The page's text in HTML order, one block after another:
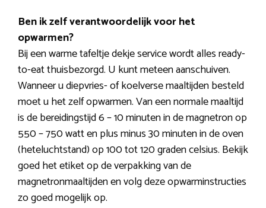
Ben ik zelf verantwoordelijk voor het
opwarmen?
Bij een warme tafeltje dekje service wordt alles ready-
to-eat thuisbezorgd. U kunt meteen aanschuiven.
Wanneer u diepvries- of koelverse maaltijden besteld
moet u het zelf opwarmen. Van een normale maaltijd
is de bereidingstijd 6 – 10 minuten in de magnetron op
550 – 750 watt en plus minus 30 minuten in de oven
(heteluchtstand) op 100 tot 120 graden celsius. Bekijk
goed het etiket op de verpakking van de
magnetronmaaltijden en volg deze opwarminstructies
zo goed mogelijk op.